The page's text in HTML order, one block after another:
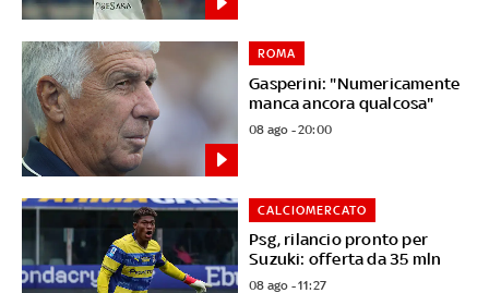
Gasperini: "Numericamente
manca ancora qualcosa"
ROMA
08 ago - 20:00
Psg, rilancio pronto per
Suzuki: offerta da 35 mln
CALCIOMERCATO
08 ago - 11:27